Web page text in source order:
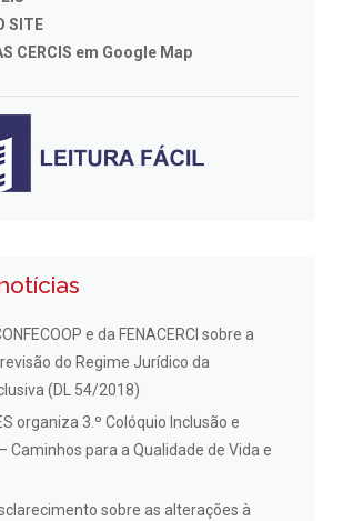
SITE
CERCIS em Google Map
e da FENACERCI sobre a
do Regime Jurídico da
(DL 54/2018)
organiza 3.º Colóquio Inclusão e
Caminhos para a Qualidade de Vida e
sobre as alterações à